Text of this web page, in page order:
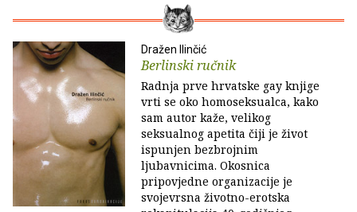
Dražen Ilinčić
Berlinski ručnik
Radnja prve hrvatske gay knjige
vrti se oko homoseksualca, kako
sam autor kaže, velikog
seksualnog apetita čiji je život
ispunjen bezbrojnim
ljubavnicima. Okosnica
pripovjedne organizacije je
svojevrsna životno-erotska